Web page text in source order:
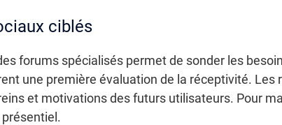
ciblés
forums spécialisés permet de sonder les
une première évaluation de la réceptivité. Les
et motivations des futurs utilisateurs. Pour